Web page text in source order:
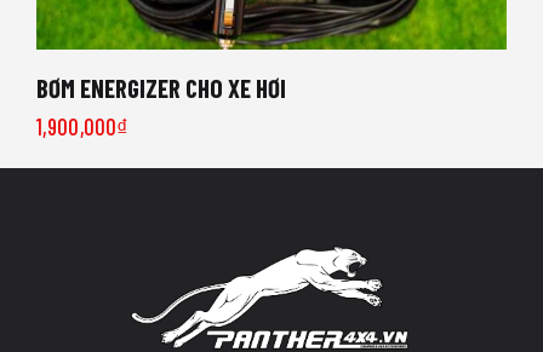
BƠM ENERGIZER CHO XE HƠI
1,900,000₫